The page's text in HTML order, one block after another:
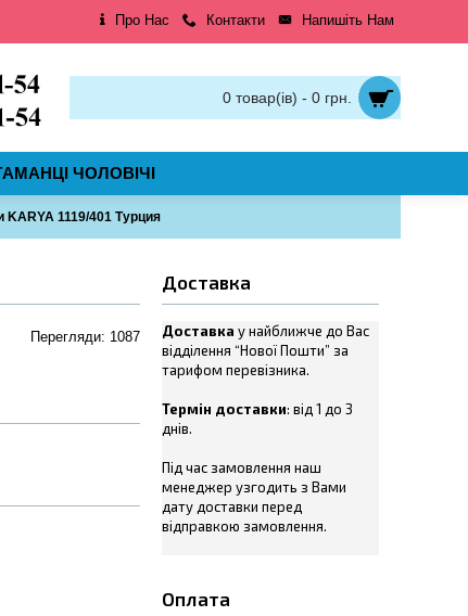
Про Нас Контакти Напишіть Нам
0 товар(ів) - 0 грн.
ЧОЛОВІЧІ
1119/401 Турция
Доставка
Доставка у найближче до Вас
відділення “Нової Пошти” за
тарифом перевізника.
Термін доставки: від 1 до 3
днів.
Під час замовлення наш
менеджер узгодить з Вами
дату доставки перед
відправкою замовлення.
Оплата
Перегляди: 1087